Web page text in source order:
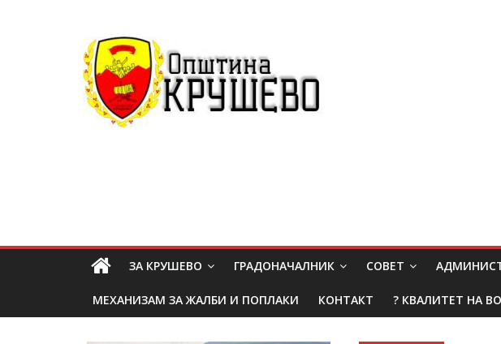
ЗА КРУШЕВО ГРАДОНАЧАЛНИК СОВЕТ
МЕХАНИЗАМ ЗА ЖАЛБИ И ПОПЛАКИ КОНТАКТ ? КВАЛИТЕТ НА